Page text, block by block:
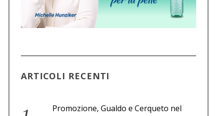
ARTICOLI RECENTI
Promozione, Gualdo e Cerqueto nel
C
e
r
e
r